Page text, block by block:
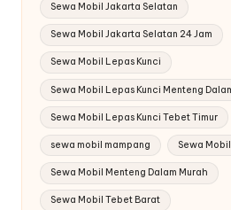
Sewa Mobil Jakarta Selatan
Sewa Mobil Jakarta Selatan 24 Jam
Sewa Mobil Lepas Kunci
Sewa Mobil Lepas Kunci Menteng
Sewa Mobil Lepas Kunci Tebet Timur
sewa mobil mampang Sewa
Sewa Mobil Menteng Dalam Murah
Sewa Mobil Tebet Barat